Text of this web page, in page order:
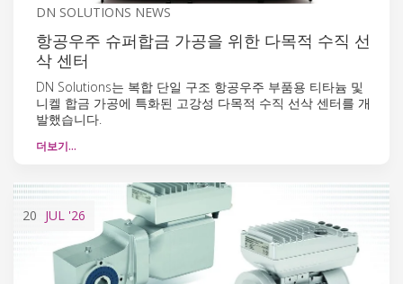
DN SOLUTIONS NEWS
항공우주 슈퍼합금 가공을 위한 다목적 수직 선
삭 센터
DN Solutions는 복합 단일 구조 항공우주 부품용 티타늄 및
니켈 합금 가공에 특화된 고강성 다목적 수직 선삭 센터를 개
발했습니다.
더보기…
20 JUL '26